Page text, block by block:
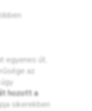
egyenes út,
az
hozott a
sikerekben